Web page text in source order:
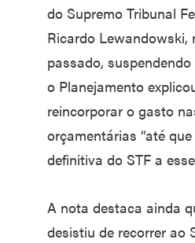
do Supremo Tribunal
Ricardo Lewandowski,
passado,
o Planejamento
reincorporar o gasto
orçamentárias “até
definitiva do STF a
A nota destaca ainda
desistiu de recorrer ao